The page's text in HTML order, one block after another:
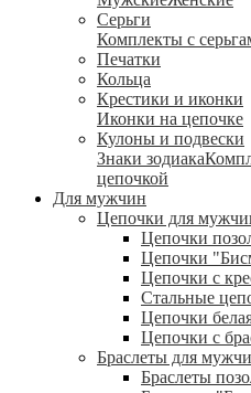
Серьги
Комплекты с
Печатки
Кольца
Крестики и иконки
Иконки на цепочке
Кулоны и подвески
Знаки зодиака
цепочкой
Для мужчин
Цепочки для
Цепочки
Цепочки
Цепочки с
Стальные
Цепочки
Цепочки с
Браслеты для
Браслеты